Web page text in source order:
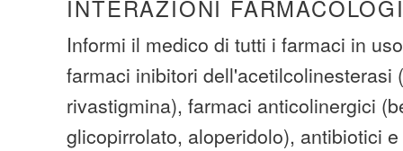
INTERAZIONI
Informi il medico di tutti i farmaci in
farmaci inibitori dell'acetilcolinesterasi
rivastigmina), farmaci anticolinergici
glicopirrolato, aloperidolo), antibiotici